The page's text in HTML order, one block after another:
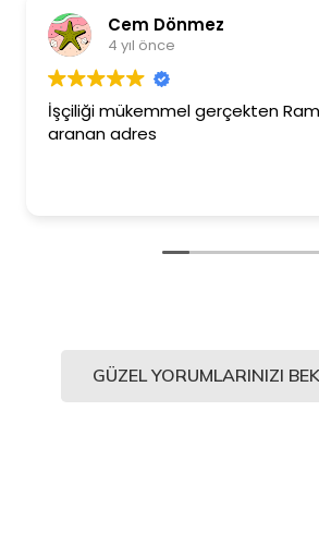
Cem Dönmez
4 yıl önce
İşçiliği mükemmel gerçekten
aranan adres
GÜZEL YORUMLARINIZI